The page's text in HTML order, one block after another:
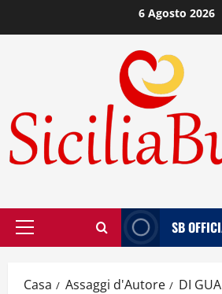
al
6 Agosto 2026
Menù
SB
Casa Assaggi d'Autore DI